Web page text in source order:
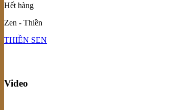
Hết hàng
Zen - Thiền
THIỀN SEN
Video